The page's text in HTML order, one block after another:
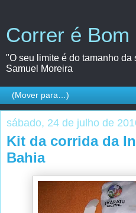
Correr é Bom
"O seu limite é do tamanho da
Samuel Moreira
sábado, 24 de julho de
Kit da corrida da
Bahia